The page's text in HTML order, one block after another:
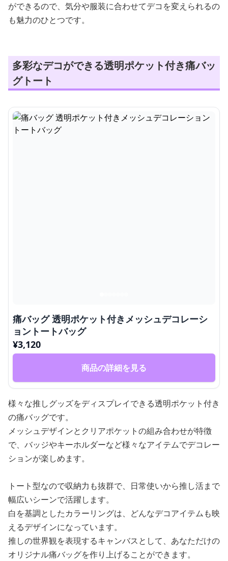
ができるので、気分や服装に合わせてデコを変えられるの
も魅力のひとつです。
多彩なデコができる透明ポケット付き痛バッ
グトート
痛バッグ 透明ポケット付きメッシュデコレーシ
ョントートバッグ
¥3,120
商品の詳細を見る
様々な推しグッズをディスプレイできる透明ポケット付き
の痛バッグです。
メッシュデザインとクリアポケットの組み合わせが特徴
で、バッジやキーホルダーなど様々なアイテムでデコレー
ションが楽しめます。
トート型なので収納力も抜群で、日常使いから推し活まで
幅広いシーンで活躍します。
白を基調としたカラーリングは、どんなデコアイテムも映
えるデザインになっています。
推しの世界観を表現するキャンバスとして、あなただけの
オリジナル痛バッグを作り上げることができます。